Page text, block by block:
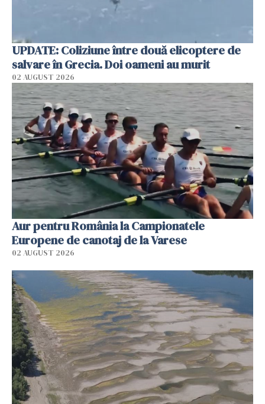
UPDATE: Coliziune între două elicoptere de
salvare în Grecia. Doi oameni au murit
02 AUGUST 2026
Aur pentru România la Campionatele
Europene de canotaj de la Varese
02 AUGUST 2026